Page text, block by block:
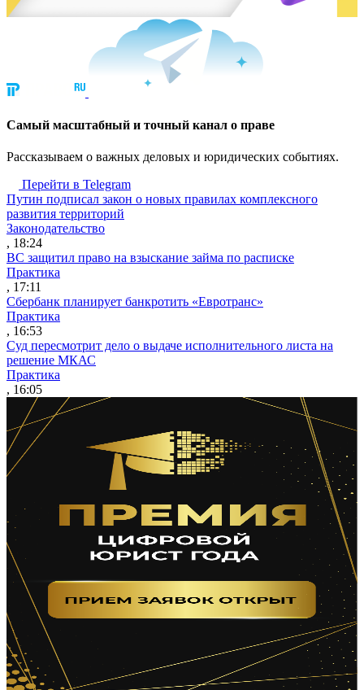
Cамый масштабный и точный канал о праве
Рассказываем о важных деловых и юридических событиях.
Перейти в Telegram
Путин подписал закон о новых правилах комплексного
развития территорий
Законодательство
, 18:24
ВС защитил право на взыскание займа по расписке
Практика
, 17:11
Сбербанк планирует банкротить «Евротранс»
Практика
, 16:53
Суд пересмотрит дело о выдаче исполнительного листа на
решение МКАС
Практика
, 16:05